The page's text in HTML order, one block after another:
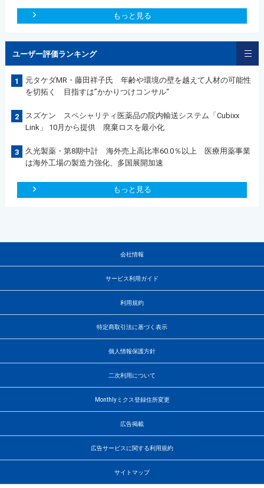
もっと見る
ユーザー評価ランキング
1
元タケダMR・藤田祥子氏 年齢や環境の壁を越えて人材の可能性
を切拓く 目指すは”かかりつけコンサル“
2
スズケン スペシャリティ医薬品の院内輸送システム「Cubixx
Link」 10月から提供 廃棄ロスを最小化
3
久光製薬・第8期中計 海外売上高比率60.0％以上 医療用薬事業
は海外工場の製造力強化、多国展開加速
もっと見る
会社情報
サービス利用ガイド
利用規約
特定商取引法に基づく表示
個人情報保護方針
二次利用について
Monthlyミクス登録住所変更
広告掲載
広告サービスに関する利用規約
サイトマップ